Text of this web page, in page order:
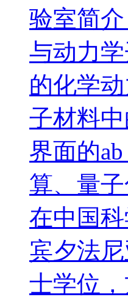
验室简
与动力
的化学
子材料
界面的
算、量
在中国
宾夕法
士学位